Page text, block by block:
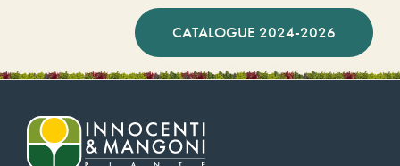
CATALOGUE 2024-2026